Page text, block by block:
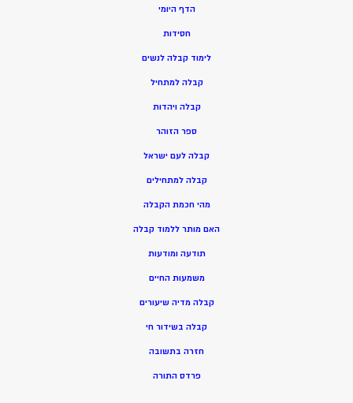
הדף היומי
חסידות
לימוד קבלה לנשים
קבלה למתחיל
קבלה ויהדות
ספר הזוהר
קבלה לעם ישראל
קבלה למתחילים
מהי חכמת הקבלה
האם מותר ללמוד קבלה
תודעה ומודעות
משמעות החיים
קבלה מדיה שיעורים
קבלה בשידור חי
חזרה בתשובה
פרדס התורה